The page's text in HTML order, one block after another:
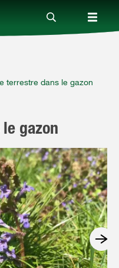
terrestre dans le gazon
gazon